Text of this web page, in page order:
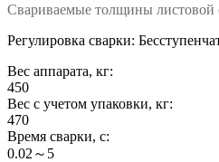
Свариваемые толщины листовой
Регулировка сварки:
Вес аппарата, кг:
450
Вес с учетом упаковки, кг:
470
Время сварки, с:
0.02～5